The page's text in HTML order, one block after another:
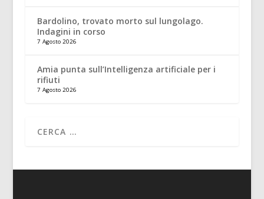
Bardolino, trovato morto sul lungolago.
Indagini in corso
7 Agosto 2026
Amia punta sull’Intelligenza artificiale per i
rifiuti
7 Agosto 2026